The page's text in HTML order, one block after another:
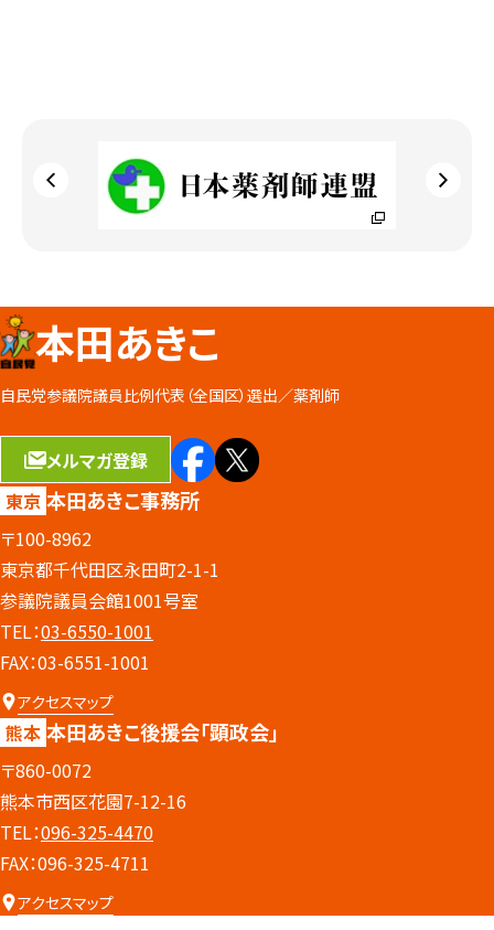
本田あきこ
自民党参議院議員比例代表（全国区）選出／薬剤師
メルマガ登録
東京 本田あきこ事務所
〒100-8962
東京都千代田区永田町2-1-1
参議院議員会館1001号室
TEL：03-6550-1001
FAX：03-6551-1001
アクセスマップ
熊本 本田あきこ後援会「顕政会」
〒860-0072
熊本市西区花園7-12-16
TEL：096-325-4470
FAX：096-325-4711
アクセスマップ